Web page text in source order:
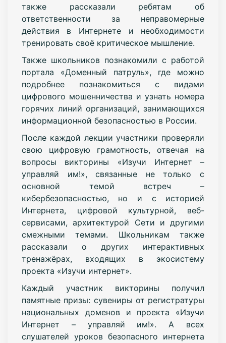
также рассказали ребятам об
ответственности за неправомерные
действия в Интернете и необходимости
тренировать своё критическое мышление.
Также школьников познакомили с работой
портала «Доменный патруль», где можно
подробнее познакомиться с видами
цифрового мошенничества и узнать номера
горячих линий организаций, занимающихся
информационной безопасностью в России.
После каждой лекции участники проверяли
свою цифровую грамотность, отвечая на
вопросы викторины «Изучи Интернет –
управляй им!», связанные не только с
основной темой встреч –
кибербезопасностью, но и с историей
Интернета, цифровой культурной, веб-
сервисами, архитектурой Сети и другими
смежными темами. Школьникам также
рассказали о других интерактивных
тренажёрах, входящих в экосистему
проекта «Изучи интернет».
Каждый участник викторины получил
памятные призы: сувениры от регистратуры
национальных доменов и проекта «Изучи
Интернет – управляй им!». А всех
слушателей уроков безопасного интернета